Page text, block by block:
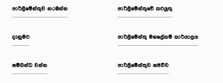
ප.ව. 2:19 - ප.ව. 2:29
පාර්ලි‌මේන්තුව නරඹන්න
දැනුමට
සම්බන්ධ වන්න
පාර්ලිමේන්තුවේ කටයුතු
පාර්ලිමේන්තු මහලේකම් කාර්යාලය
පාර්ලිමේන්තුව සජීවීව